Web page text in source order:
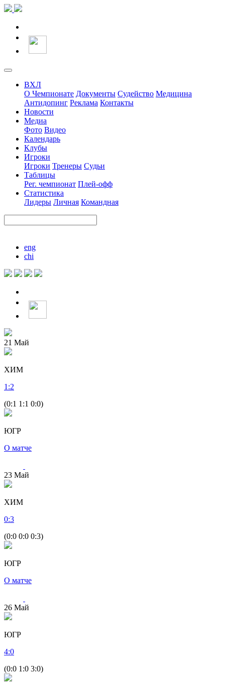
ВХЛ
О Чемпионате Документы Судейство Медицина
Антидопинг Реклама Контакты
Новости
Медиа
Фото Видео
Календарь
Клубы
Игроки
Игроки Тренеры Судьи
Таблицы
Рег. чемпионат Плей-офф
Статистика
Лидеры Личная Командная
eng
chi
21 Май
ХИМ
1 :2
(0:1 1:1 0:0)
ЮГР
О матче
23 Май
ХИМ
0:3
(0:0 0:0 0:3)
ЮГР
О матче
26 Май
ЮГР
4:0
(0:0 1:0 3:0)